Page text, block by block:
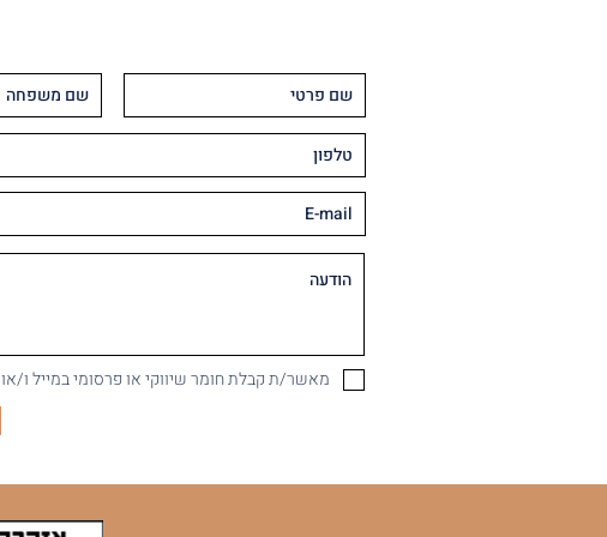
מאשר/ת קבלת חומר שיווקי או פרסומי במייל ו/או SMS